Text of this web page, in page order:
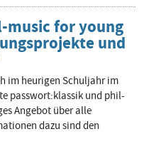
music for young
und
im heurigen Schuljahr im
passwort:klassik und phil-
Angebot über alle
dazu sind den